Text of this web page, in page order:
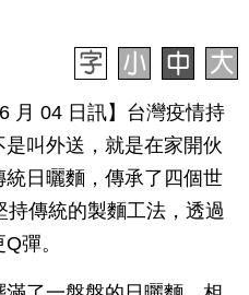
月 04 日訊】台灣疫情持
叫外送，就是在家開伙
日曬麵，傳承了四個世
傳統的製麵工法，透過
彈。